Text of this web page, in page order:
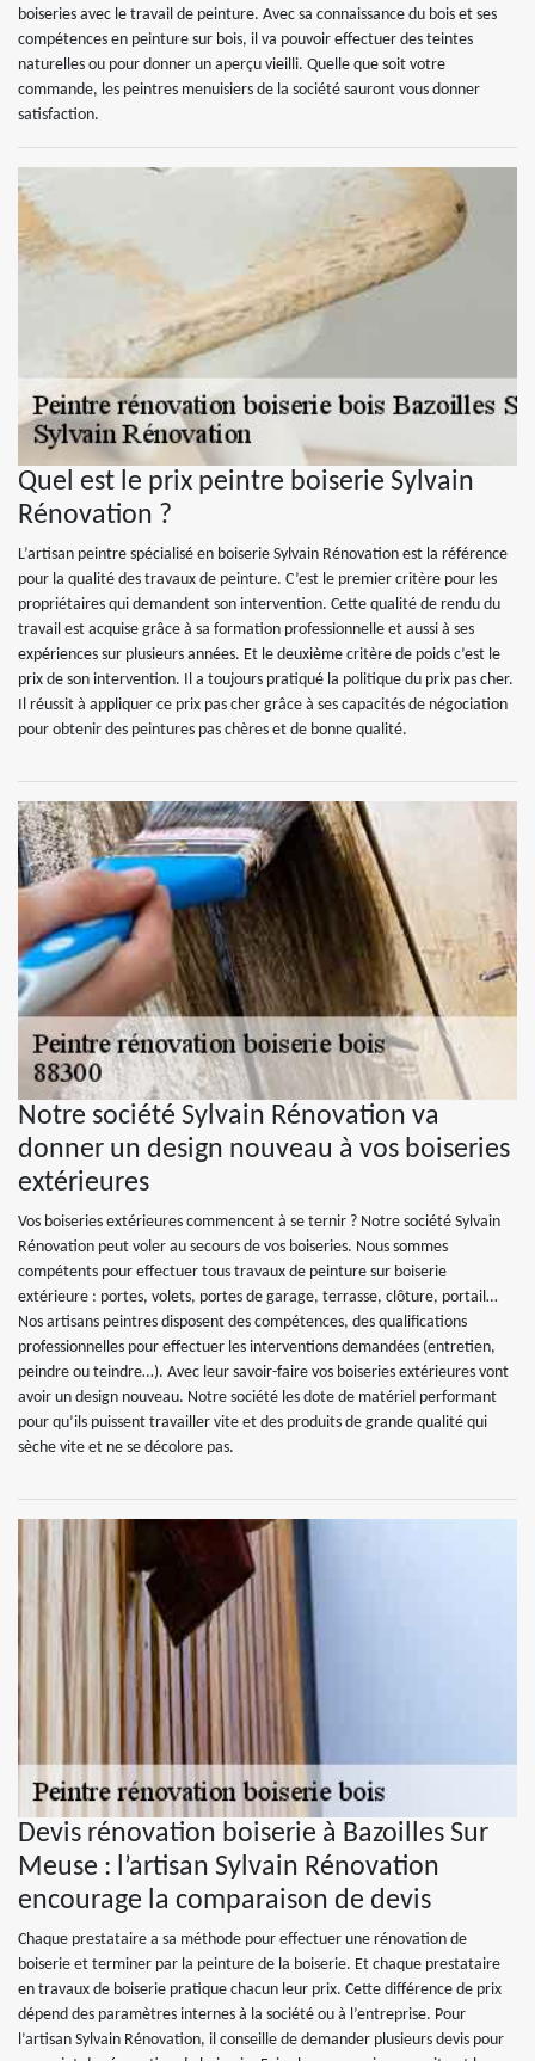
boiseries avec le travail de peinture. Avec sa connaissance du bois et ses
compétences en peinture sur bois, il va pouvoir effectuer des teintes
naturelles ou pour donner un aperçu vieilli. Quelle que soit votre
commande, les peintres menuisiers de la société sauront vous donner
satisfaction.
Quel est le prix peintre boiserie Sylvain
Rénovation ?
L’artisan peintre spécialisé en boiserie Sylvain Rénovation est la référence
pour la qualité des travaux de peinture. C’est le premier critère pour les
propriétaires qui demandent son intervention. Cette qualité de rendu du
travail est acquise grâce à sa formation professionnelle et aussi à ses
expériences sur plusieurs années. Et le deuxième critère de poids c’est le
prix de son intervention. Il a toujours pratiqué la politique du prix pas cher.
Il réussit à appliquer ce prix pas cher grâce à ses capacités de négociation
pour obtenir des peintures pas chères et de bonne qualité.
Notre société Sylvain Rénovation va
donner un design nouveau à vos boiseries
extérieures
Vos boiseries extérieures commencent à se ternir ? Notre société Sylvain
Rénovation peut voler au secours de vos boiseries. Nous sommes
compétents pour effectuer tous travaux de peinture sur boiserie
extérieure : portes, volets, portes de garage, terrasse, clôture, portail…
Nos artisans peintres disposent des compétences, des qualifications
professionnelles pour effectuer les interventions demandées (entretien,
peindre ou teindre…). Avec leur savoir-faire vos boiseries extérieures vont
avoir un design nouveau. Notre société les dote de matériel performant
pour qu’ils puissent travailler vite et des produits de grande qualité qui
sèche vite et ne se décolore pas.
Devis rénovation boiserie à Bazoilles Sur
Meuse : l’artisan Sylvain Rénovation
encourage la comparaison de devis
Chaque prestataire a sa méthode pour effectuer une rénovation de
boiserie et terminer par la peinture de la boiserie. Et chaque prestataire
en travaux de boiserie pratique chacun leur prix. Cette différence de prix
dépend des paramètres internes à la société ou à l’entreprise. Pour
l’artisan Sylvain Rénovation, il conseille de demander plusieurs devis pour